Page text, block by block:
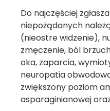
Do najczęściej
niepożądanych
(nieostre widzenie),
zmęczenie, ból
oka, zaparcia,
neuropatia
zwiększony poziom
asparaginianowej